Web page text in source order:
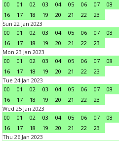
00
01 02 03 04 05 06 07 08
16
17 18 19 20 21 22
23
Sun 22 Jan 2023
00
01 02 03 04 05 06 07 08
16
17 18 19 20 21 22
23
Mon 23 Jan 2023
00
01 02 03 04 05 06 07 08
16
17 18 19 20 21 22
23
Tue 24 Jan 2023
00
01 02 03 04 05 06 07 08
16
17 18 19 20 21 22
23
Wed 25 Jan 2023
00
01 02 03 04 05 06 07 08
16
17 18 19 20 21 22
23
Thu 26 Jan 2023